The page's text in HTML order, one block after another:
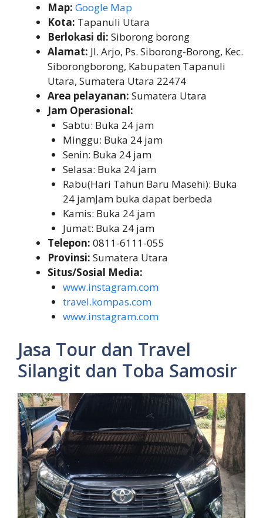
Map: Google Map
Kota: Tapanuli Utara
Berlokasi di: Siborong borong
Alamat: Jl. Arjo, Ps. Siborong-Borong, Kec.
Siborongborong, Kabupaten Tapanuli
Utara, Sumatera Utara 22474
Area pelayanan: Sumatera Utara
Jam Operasional:
Sabtu: Buka 24 jam
Minggu: Buka 24 jam
Senin: Buka 24 jam
Selasa: Buka 24 jam
Rabu(Hari Tahun Baru Masehi): Buka
24 jamJam buka dapat berbeda
Kamis: Buka 24 jam
Jumat: Buka 24 jam
Telepon: 0811-6111-055
Provinsi: Sumatera Utara
Situs/Sosial Media:
www.instagram.com
travel.kompas.com
www.instagram.com
Jasa Tour dan Travel
Silangit dan Toba Samosir